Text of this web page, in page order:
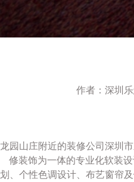
作者：深圳
龙园山庄附近的装修公司深圳
修装饰为一体的专业化软装
划、个性色调设计、布艺窗帘